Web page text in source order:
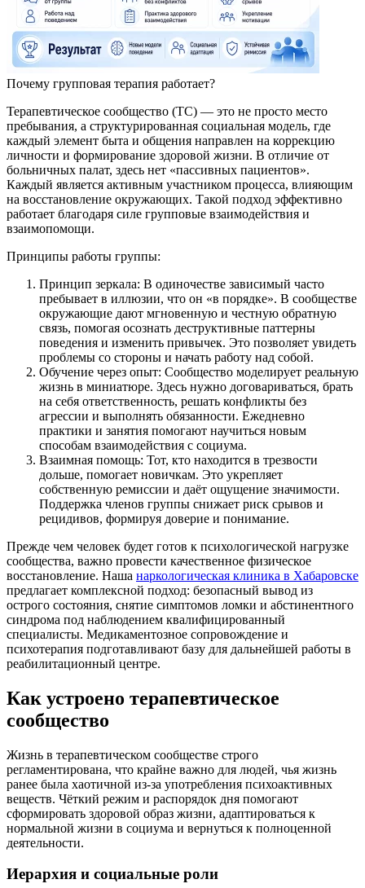
Почему групповая терапия работает?
Терапевтическое сообщество (ТС) — это не просто место
пребывания, а структурированная социальная модель, где
каждый элемент быта и общения направлен на коррекцию
личности и формирование здоровой жизни. В отличие от
больничных палат, здесь нет «пассивных пациентов».
Каждый является активным участником процесса, влияющим
на восстановление окружающих. Такой подход эффективно
работает благодаря силе групповые взаимодействия и
взаимопомощи.
Принципы работы группы:
Принцип зеркала: В одиночестве зависимый часто
пребывает в иллюзии, что он «в порядке». В сообществе
окружающие дают мгновенную и честную обратную
связь, помогая осознать деструктивные паттерны
поведения и изменить привычек. Это позволяет увидеть
проблемы со стороны и начать работу над собой.
Обучение через опыт: Сообщество моделирует реальную
жизнь в миниатюре. Здесь нужно договариваться, брать
на себя ответственность, решать конфликты без
агрессии и выполнять обязанности. Ежедневно
практики и занятия помогают научиться новым
способам взаимодействия с социума.
Взаимная помощь: Тот, кто находится в трезвости
дольше, помогает новичкам. Это укрепляет
собственную ремиссии и даёт ощущение значимости.
Поддержка членов группы снижает риск срывов и
рецидивов, формируя доверие и понимание.
Прежде чем человек будет готов к психологической нагрузке
сообщества, важно провести качественное физическое
восстановление. Наша наркологическая клиника в Хабаровске
предлагает комплексной подход: безопасный вывод из
острого состояния, снятие симптомов ломки и абстинентного
синдрома под наблюдением квалифицированный
специалисты. Медикаментозное сопровождение и
психотерапия подготавливают базу для дальнейшей работы в
реабилитационный центре.
Как устроено терапевтическое
сообщество
Жизнь в терапевтическом сообществе строго
регламентирована, что крайне важно для людей, чья жизнь
ранее была хаотичной из-за употребления психоактивных
веществ. Чёткий режим и распорядок дня помогают
сформировать здоровой образ жизни, адаптироваться к
нормальной жизни в социума и вернуться к полноценной
деятельности.
Иерархия и социальные роли